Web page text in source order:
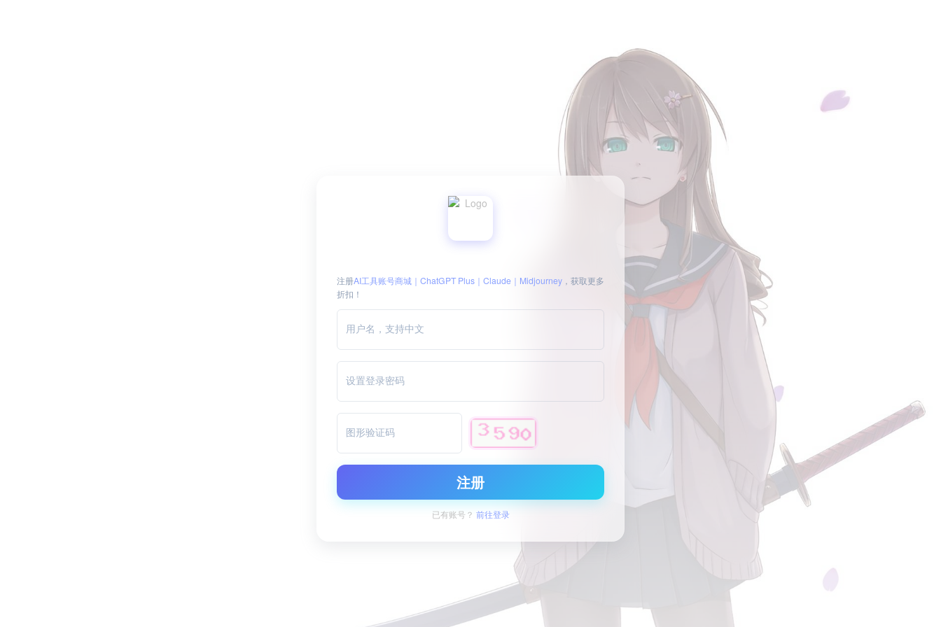
注册AI工具账号商城｜ChatGPT Plus｜Claude｜Midjourney ，获取更多
折扣！
用户名，支持中文
设置登录密码
图形验证码
注册
已有账号？ 前往登录